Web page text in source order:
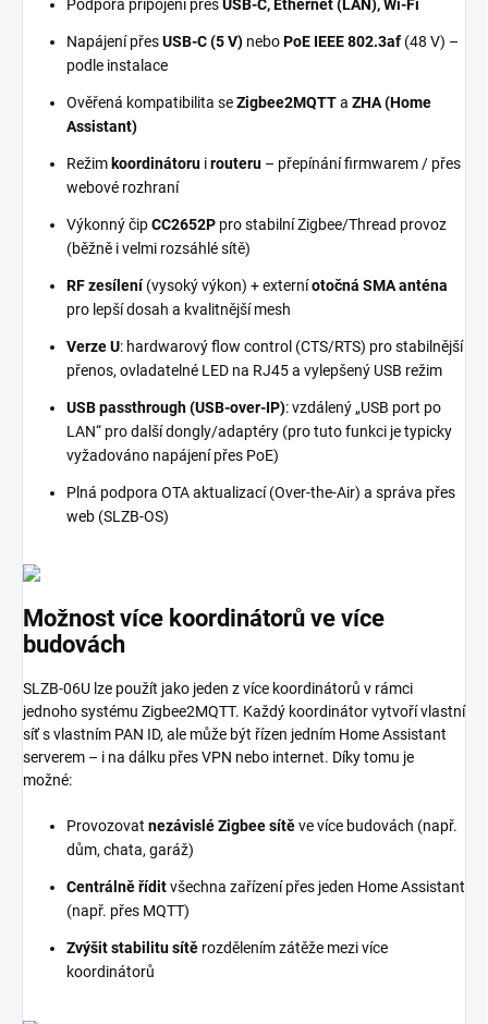
Podpora připojení přesUSB-C, Ethernet (LAN), Wi-Fi
Napájení přesUSB-C (5 V) neboPoE IEEE 802.3af (48 V) –
podle instalace
Ověřená kompatibilita seZigbee2MQTTa ZHA (Home
Assistant)
Režim koordinátoru irouteru – přepínání firmwarem / přes
webové rozhraní
Výkonný čipCC2652P pro stabilní Zigbee/Thread provoz
(běžně i velmi rozsáhlé sítě)
RF zesílení(vysoký výkon) + externíotočná SMA anténa
pro lepší dosah a kvalitnější mesh
Verze U: hardwarový flow control (CTS/RTS) pro stabilnější
přenos, ovladatelné LED na RJ45 a vylepšený USB režim
USB passthrough (USB-over-IP): vzdálený „USB port po
LAN“ pro další dongly/adaptéry (pro tuto funkci je typicky
vyžadováno napájení přes PoE)
Plná podpora OTA aktualizací (Over-the-Air) a správa přes
web (SLZB-OS)
Možnost více koordinátorů ve více
budovách
SLZB-06U lze použít jako jeden z více koordinátorů v rámci
jednoho systému Zigbee2MQTT. Každý koordinátor vytvoří vlastní
síť s vlastním PAN ID, ale může být řízen jedním Home Assistant
serverem – i na dálku přes VPN nebo internet. Díky tomu je
možné:
Provozovat nezávislé Zigbee sítěve více budovách (např.
dům, chata, garáž)
Centrálně říditvšechna zařízení přes jeden Home Assistant
(např. přes MQTT)
Zvýšit stabilitu sítě rozdělením zátěže mezi více
koordinátorů